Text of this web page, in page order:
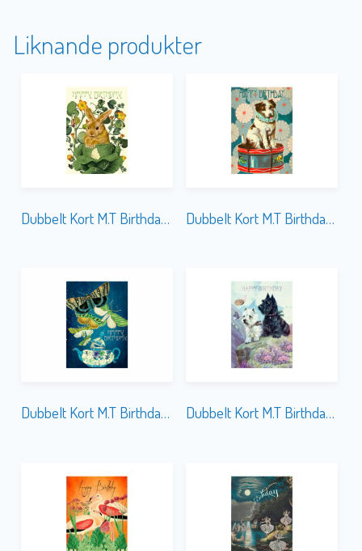
Liknande produkter
Dubbelt Kort M.T Birthday HB170 Dubbelt Kort M.T Birthday HB157
Dubbelt Kort M.T Birthday HB197 Dubbelt Kort M.T Birthday HB228